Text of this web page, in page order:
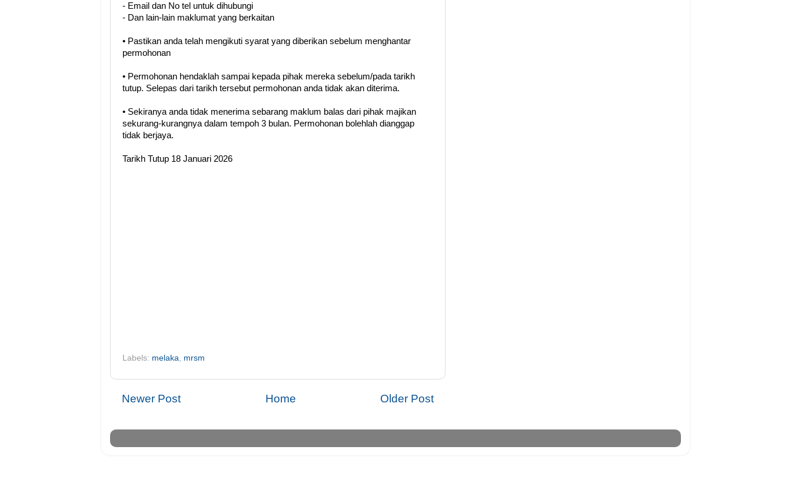
- Email dan No tel untuk dihubungi
- Dan lain-lain maklumat yang berkaitan
• Pastikan anda telah mengikuti syarat yang diberikan sebelum menghantar
permohonan
• Permohonan hendaklah sampai kepada pihak mereka sebelum/pada tarikh
tutup. Selepas dari tarikh tersebut permohonan anda tidak akan diterima.
• Sekiranya anda tidak menerima sebarang maklum balas dari pihak majikan
sekurang-kurangnya dalam tempoh 3 bulan. Permohonan bolehlah dianggap
tidak berjaya.
Tarikh Tutup 18 Januari 2026
Labels: melaka mrsm
Newer Post Older Post
Home